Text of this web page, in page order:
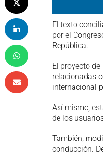
El texto
por el
República.
El proyecto
relacionadas
internacional
Así mismo,
de los
También,
conducción.